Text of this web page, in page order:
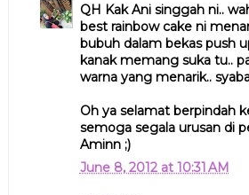
QH Kak Ani singgah ni..
best rainbow cake ni
bubuh dalam bekas push
kanak memang suka tu..
warna yang menarik..
Oh ya selamat berpindah
semoga segala urusan di
Aminn ;)
June 8, 2012 at 10:31 AM